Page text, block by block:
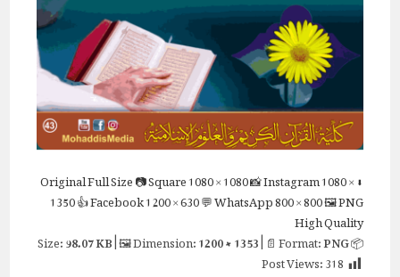
⬇ Original
Full Size📷 Square1080 × 1080📸 Instagram1080 ×
1350👍 Facebook1200 × 630💬 WhatsApp800 × 800🖼 PNG
High Quality
📦 Size:
98.07 KB| 🖼 Dimension:1200 × 1353| 📄 Format:PNG
Post Views:318